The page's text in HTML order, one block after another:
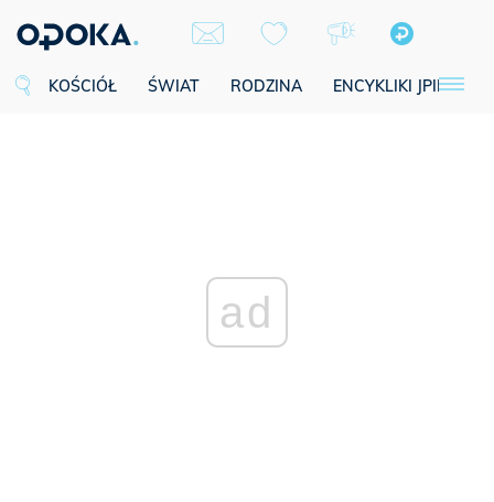
KOŚCIÓŁ ŚWIAT RODZINA ENCYKLIKI JPII
ad